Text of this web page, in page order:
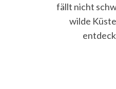
fällt nicht
wilde
f
: